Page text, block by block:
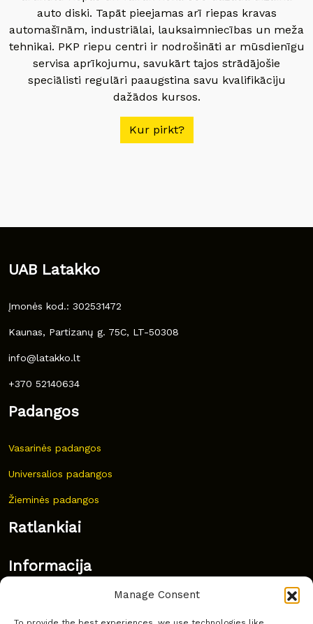
Manage Consent
auto diski. Tapāt pieejamas arī riepas kravas
automašīnām, industriālai, lauksaimniecības un meža
tehnikai. PKP riepu centri ir nodrošināti ar mūsdienīgu
servisa aprīkojumu, savukārt tajos strādājošie
speciālisti regulāri paaugstina savu kvalifikāciju
dažādos kursos.
Kur pirkt?
UAB Latakko
Įmonės kod.: 302531472
Kaunas, Partizanų g. 75C, LT-50308
info@latakko.lt
+370 52140634
Padangos
Vasarinės padangos
Universalios padangos
Žieminės padangos
Ratlankiai
Informacija